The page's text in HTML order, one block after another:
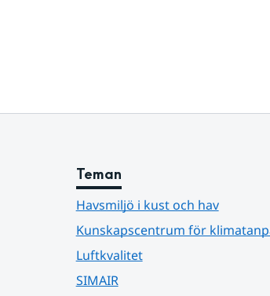
Teman
Havsmiljö i kust och hav
Kunskapscentrum för
Luftkvalitet
SIMAIR